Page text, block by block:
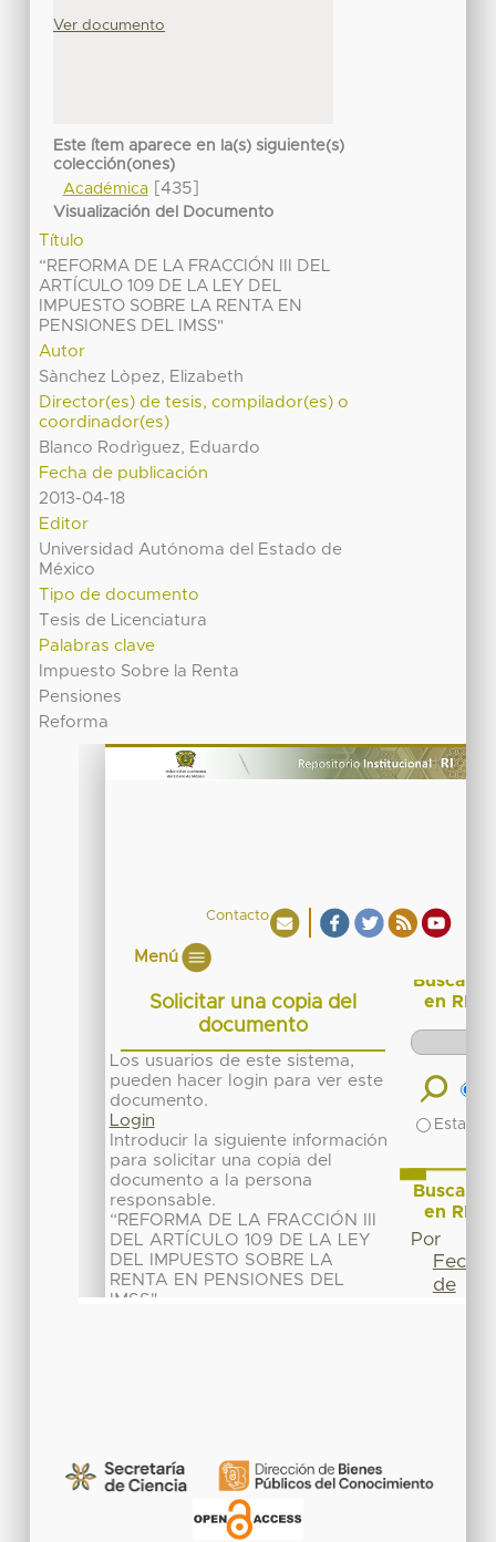
Ver documento
Este ítem aparece en la(s) siguiente(s)
colección(ones)
Académica[435]
Visualización del Documento
Título
“REFORMA DE LA FRACCIÓN III DEL
ARTÍCULO 109 DE LA LEY DEL
IMPUESTO SOBRE LA RENTA EN
PENSIONES DEL IMSS"
Autor
Sànchez Lòpez, Elizabeth
Director(es) de tesis, compilador(es) o
coordinador(es)
Blanco Rodrìguez, Eduardo
Fecha de publicación
2013-04-18
Editor
Universidad Autónoma del Estado de
México
Tipo de documento
Tesis de Licenciatura
Palabras clave
Impuesto Sobre la Renta
Pensiones
Reforma